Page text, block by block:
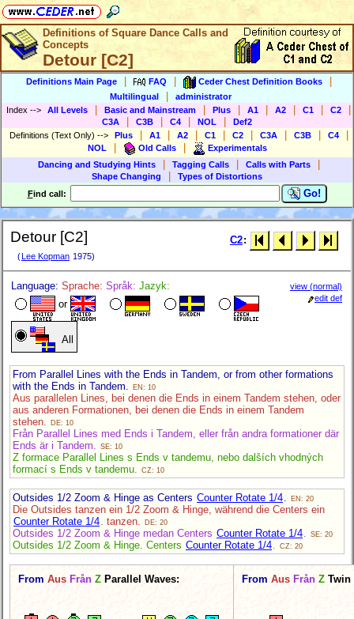
Definitions of Square Dance Calls and
Concepts
Detour [C2]
Definitions Main Page FAQ Ceder Chest Definition Books
Multilingual
administrator
Index --> All Levels Basic and Mainstream Plus A1 A2 C1 C2
C3A C3B C4 NOL
Def2
Definitions (Text Only) --> Plus A1 A2 C1 C2 C3A C3B C4
NOL Old Calls
Experimentals
Dancing and Studying Hints
Tagging Calls Calls with Parts
Shape Changing
Types of Distortions
Find call: Go!
Detour [C2]
( Lee Kopman 1975)
C2:
Language: Sprache: Språk: Jazyk:
or
All
view (normal)
edit def
From Parallel Lines with the Ends in Tandem, or from other formations
with the Ends in Tandem.
EN: 10
Aus parallelen Lines, bei denen die Ends in einem Tandem stehen, oder
aus anderen Formationen, bei denen die Ends in einem Tandem
stehen.
DE: 10
Från Parallel Lines med Ends i Tandem, eller från andra formationer där
Ends är i Tandem.
SE: 10
Z formace Parallel Lines s Ends v tandemu, nebo dalších vhodných
formací s Ends v tandemu.
CZ: 10
Outsides 1/2 Zoom & Hinge as Centers Counter Rotate 1/4 EN: 20
Die Outsides tanzen ein 1/2 Zoom & Hinge, während die Centers ein
Counter Rotate 1/4 . tanzen. DE: 20
Outsides 1/2 Zoom & Hinge medan Centers Counter Rotate 1/4 SE: 20
Outsides 1/2 Zoom & Hinge. Centers Counter Rotate 1/4 CZ: 20
From Aus Från Z Parallel Waves: From Aus Från Z Twin